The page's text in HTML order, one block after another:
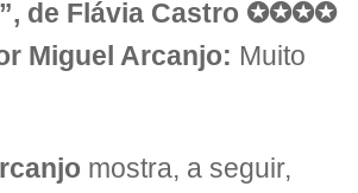
de Flávia Castro ✪✪✪✪
Miguel Arcanjo: Muito
mostra, a seguir,